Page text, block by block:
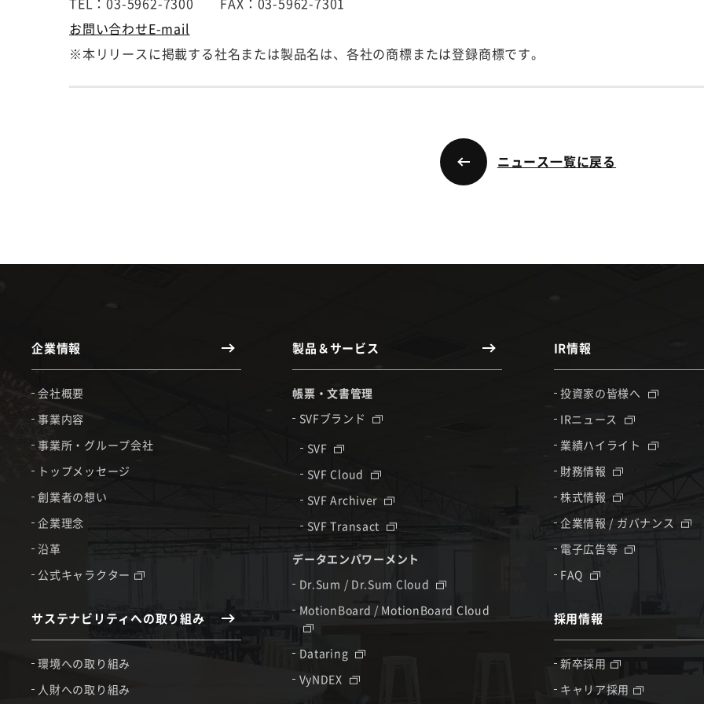
お問い合わせE-mail
※本リリースに掲載する社名または製品名は、各社の商標または登録商標です。
ニュース一覧に戻る
企業情報
会社概要
事業内容
事業所・グループ会社
トップメッセージ
創業者の想い
企業理念
沿革
公式キャラクター
サステナビリティへの取り組み
環境への取り組み
人財への取り組み
製品＆サービス
帳票・文書管理
SVFブランド
SVF
SVF Cloud
SVF Archiver
SVF Transact
データエンパワーメント
Dr.Sum / Dr.Sum Cloud
MotionBoard / MotionBoard Cloud
Dataring
VyNDEX
IR情報
投資家の皆様へ
IRニュース
業績ハイライト
財務情報
株式情報
企業情報 / ガバナンス
電子広告等
FAQ
採用情報
新卒採用
キャリア採用